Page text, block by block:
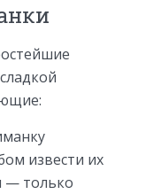
извести их
— только